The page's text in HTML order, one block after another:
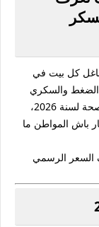
كل بيت في
الضغط والسكري
والقلب بانتظام. مع التحديثات الجديدة من وزارة الصحة لسنة 2026،
باش المواطن ما
السعر الرسمي